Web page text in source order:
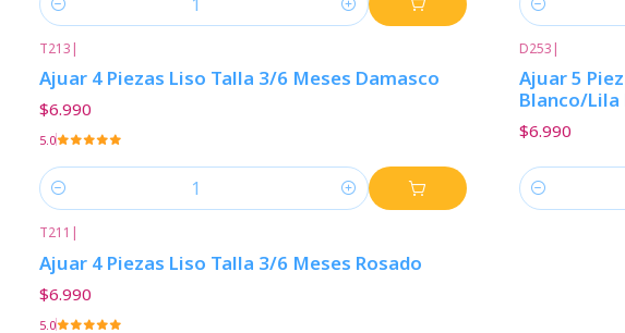
Cantidad Cantidad
T213 |
Ajuar 4 Piezas Liso Talla 3/6 Meses Damasco
$6.990
5.0
Cantidad
D253 |
Ajuar 5
Blanco/Lila
$6.990
Cantidad
T211
Ajuar 4 Piezas Liso Talla 3/6 Meses Rosado
$6.990
5.0